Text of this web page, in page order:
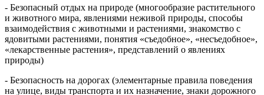
- Безопасный отдых на природе (многообразие растительного
и животного мира, явлениями неживой природы, способы
взаимодействия с животными и растениями, знакомство с
ядовитыми растениями, понятия «съедобное», «несъедобное»,
«лекарственные растения», представлений о явлениях
природы)
- Безопасность на дорогах (элементарные правила поведения
на улице, виды транспорта и их назначение, знаки дорожного